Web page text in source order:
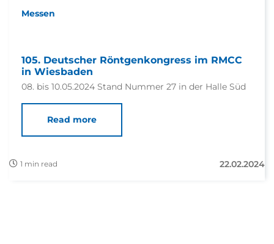
Messen
105. Deutscher Röntgenkongress im RMCC
in Wiesbaden
08. bis 10.05.2024 Stand Nummer 27 in der Halle Süd
Read more
1 min read 22.02.2024